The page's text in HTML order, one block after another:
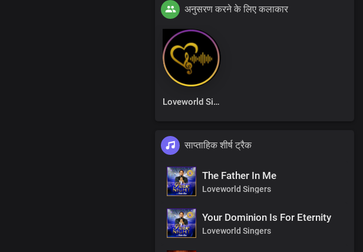
अनुसरण करने के लिए कलाकार
Loveworld Singers
साप्ताहिक शीर्ष ट्रैक
The Father In Me
Loveworld Singers
Your Dominion Is For Eternity
Loveworld Singers